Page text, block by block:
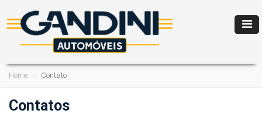
Home Contato
Contatos